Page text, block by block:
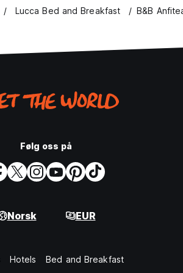
Lucca Bed and Breakfast B&B
Følg oss på
Norsk EUR
Hotels Bed and Breakfast